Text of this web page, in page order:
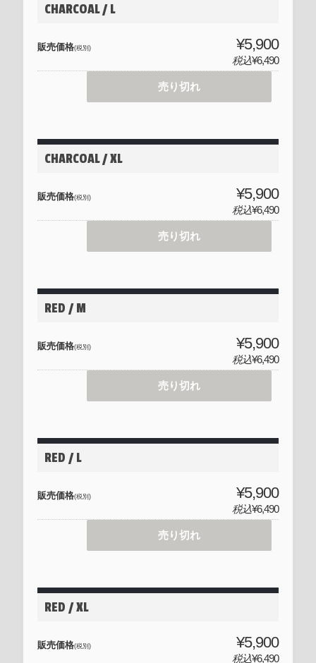
CHARCOAL / L
販売価格(税別) ¥5,900
税込¥6,490
売り切れ
CHARCOAL / XL
販売価格(税別) ¥5,900
税込¥6,490
売り切れ
RED / M
販売価格(税別) ¥5,900
税込¥6,490
売り切れ
RED / L
販売価格(税別) ¥5,900
税込¥6,490
売り切れ
RED / XL
販売価格(税別) ¥5,900
税込¥6,490